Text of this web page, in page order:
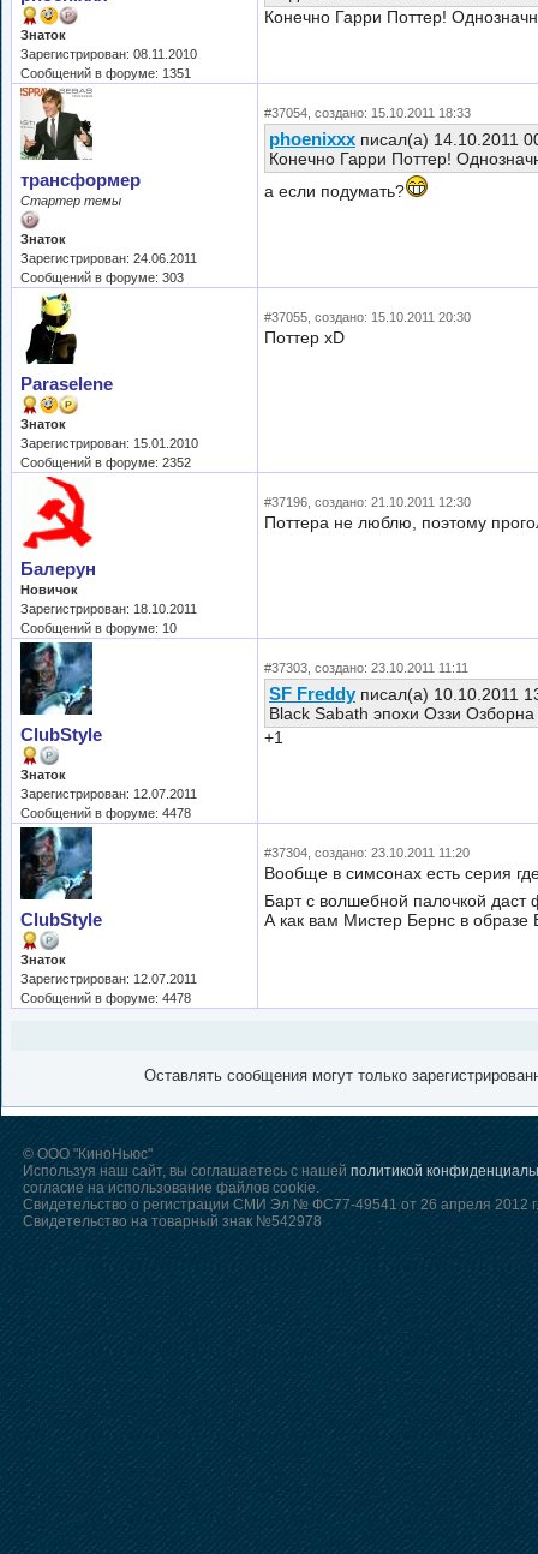
Знаток
Зарегистрирован: 08.11.2010
Сообщений в форуме: 1351
Конечно Гарри Поттер!
трансформер
Стартер темы
Знаток
Зарегистрирован: 24.06.2011
Сообщений в форуме: 303
#37054, создано: 15.10.2011 18:33
phoenixxx писал(а) 14.10.2011
Конечно Гарри Поттер!
а если подумать?
Paraselene
Знаток
Зарегистрирован: 15.01.2010
Сообщений в форуме: 2352
#37055, создано: 15.10.2011 20:30
Поттер xD
Балерун
Новичок
Зарегистрирован: 18.10.2011
Сообщений в форуме: 10
#37196, создано: 21.10.2011 12:30
Поттера не люблю, поэтому
ClubStyle
Знаток
Зарегистрирован: 12.07.2011
Сообщений в форуме: 4478
#37303, создано: 23.10.2011 11:11
SF Freddy писал(а) 10.10.2011
Black Sabath эпохи Оззи Озборна
+1
ClubStyle
Знаток
Зарегистрирован: 12.07.2011
Сообщений в форуме: 4478
#37304, создано: 23.10.2011 11:20
Вообще в симсонах есть серия
Барт с волшебной палочкой
А как вам Мистер Бернс в
Оставлять сообщения могут только
© ООО "КиноНьюс"
Используя наш сайт, вы соглашаетесь с нашей политикой
согласие на использование файлов cookie.
Свидетельство о регистрации СМИ Эл № ФС77-49541 от 26 апреля 2012 г.
Свидетельство на товарный знак №542978